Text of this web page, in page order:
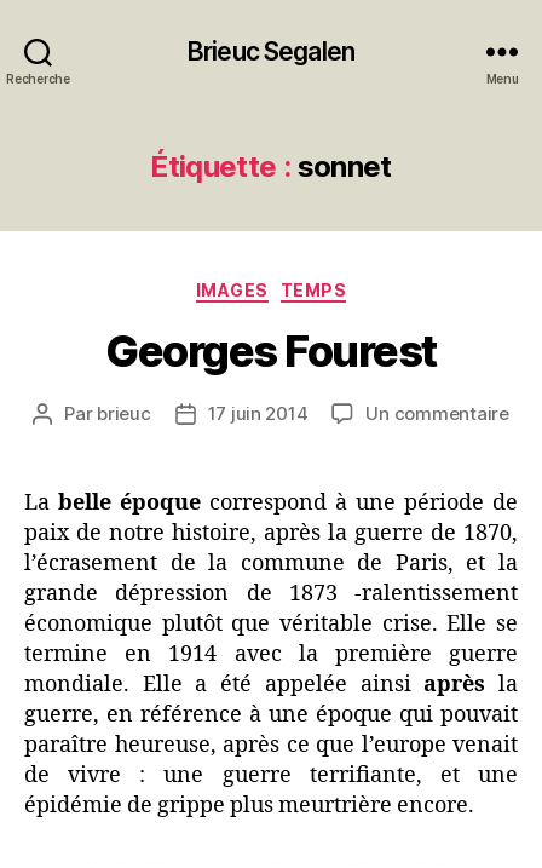
Recherche
Brieuc Segalen
Menu
Étiquette : sonnet
Catégories
IMAGES TEMPS
Georges Fourest
Auteur
Par brieuc
Date17 juin 2014 Un commentairesur
La belle époque correspond à une période de
paix de notre histoire, après la guerre de 1870,
l’écrasement de la commune de Paris, et la
grande dépression de 1873 -ralentissement
économique plutôt que véritable crise. Elle se
termine en 1914 avec la première guerre
mondiale. Elle a été appelée ainsiaprès la
guerre, en référence à une époque qui pouvait
paraître heureuse, après ce que l’europe venait
de vivre : une guerre terrifiante, et une
épidémie de grippe plus meurtrière encore.